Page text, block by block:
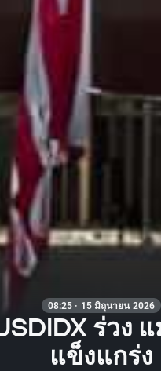
08:25 · 15 มิถุนายน 2026
ร่วง
แข็งแกร่ง